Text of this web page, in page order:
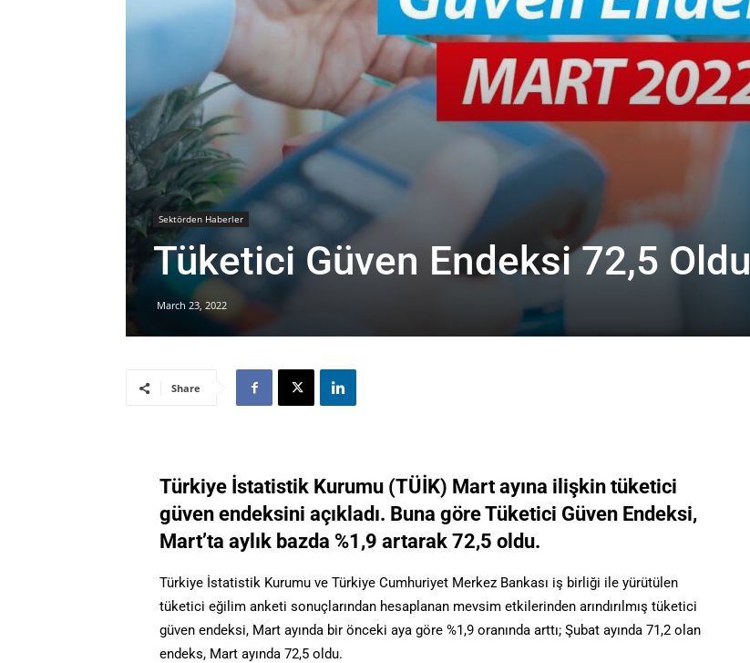
Sektörden Haberler
Tüketici Güven Endeksi 72,5 Oldu
March 23, 2022
Share
Türkiye İstatistik Kurumu (TÜİK) Mart ayına ilişkin tüketici
güven endeksini açıkladı. Buna göre Tüketici Güven Endeksi,
Mart’ta aylık bazda %1,9 artarak 72,5 oldu.
Türkiye İstatistik Kurumu ve Türkiye Cumhuriyet Merkez Bankası iş birliği ile yürütülen
tüketici eğilim anketi sonuçlarından hesaplanan mevsim etkilerinden arındırılmış tüketici
güven endeksi, Mart ayında bir önceki aya göre %1,9 oranında arttı; Şubat ayında 71,2 olan
endeks, Mart ayında 72,5 oldu.